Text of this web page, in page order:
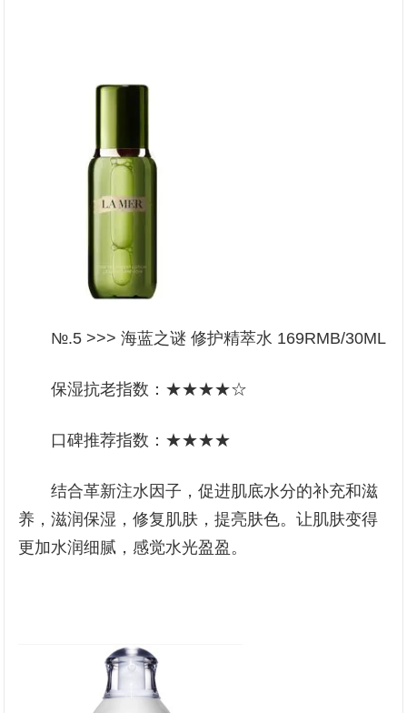
№.5 >>> 海蓝之谜 修护精萃水 169RMB/30ML
保湿抗老指数：★★★★☆
口碑推荐指数：★★★★
结合革新注水因子，促进肌底水分的补充和滋
养，滋润保湿，修复肌肤，提亮肤色。让肌肤变得
更加水润细腻，感觉水光盈盈。